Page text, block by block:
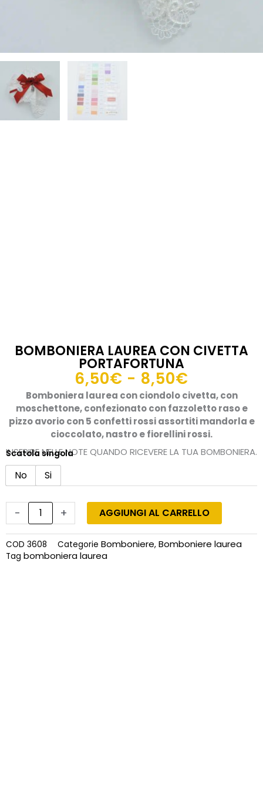
BOMBONIERA LAUREA CON CIVETTA
PORTAFORTUNA
6,50€ - 8,50€
di
prezzo:
da
6,50€
a
Bomboniera laurea con ciondolo civetta, con
moschettone, confezionato con fazzoletto raso e
pizzo avorio con 5 confetti rossi assortiti mandorla e
cioccolato, nastro e fiorellini rossi.
INSERIRE NELLE NOTE QUANDO RICEVERE LA TUA BOMBONIERA.
Scatola singola
No Si
-
Bomboniera
laurea
con
portafortuna
quantità
+ AGGIUNGI AL CARRELLO
COD 3608 Categorie Bomboniere, Bomboniere laurea
Tag bomboniera laurea